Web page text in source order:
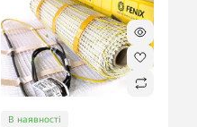
В наявності